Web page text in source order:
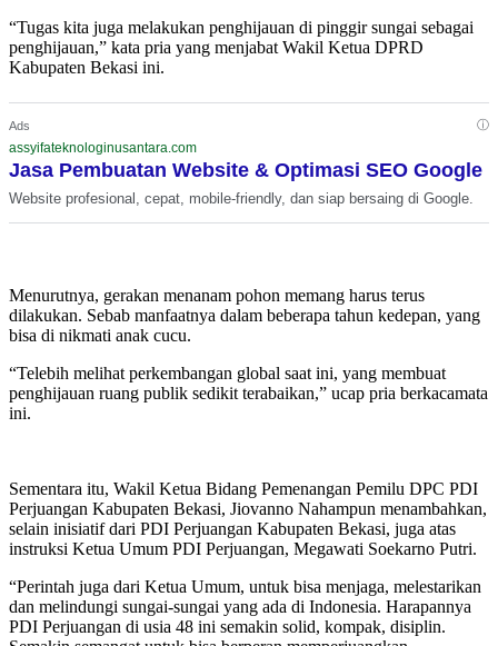
“Tugas kita juga melakukan penghijauan di pinggir sungai sebagai
penghijauan,” kata pria yang menjabat Wakil Ketua DPRD
Kabupaten Bekasi ini.
Ads ⓘ
assyifateknologinusantara.com
Jasa Pembuatan Website & Optimasi SEO Google
Website profesional, cepat, mobile-friendly, dan siap bersaing di Google.
Menurutnya, gerakan menanam pohon memang harus terus
dilakukan. Sebab manfaatnya dalam beberapa tahun kedepan, yang
bisa di nikmati anak cucu.
“Telebih melihat perkembangan global saat ini, yang membuat
penghijauan ruang publik sedikit terabaikan,” ucap pria berkacamata
ini.
Sementara itu, Wakil Ketua Bidang Pemenangan Pemilu DPC PDI
Perjuangan Kabupaten Bekasi, Jiovanno Nahampun menambahkan,
selain inisiatif dari PDI Perjuangan Kabupaten Bekasi, juga atas
instruksi Ketua Umum PDI Perjuangan, Megawati Soekarno Putri.
“Perintah juga dari Ketua Umum, untuk bisa menjaga, melestarikan
dan melindungi sungai-sungai yang ada di Indonesia. Harapannya
PDI Perjuangan di usia 48 ini semakin solid, kompak, disiplin.